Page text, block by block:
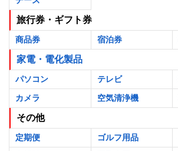
旅行券・ギフト券
商品券 宿泊券
家電・電化製品
パソコン テレビ
カメラ
空気清浄機
その他
定期便 ゴルフ用品